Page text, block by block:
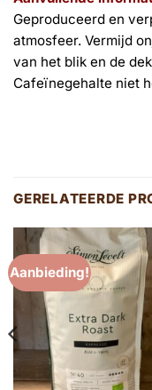
Geproduceerd en
atmosfeer. Vermijd
van het blik en de
Cafeïnegehalte niet
GERELATEERDE
Aanbieding!